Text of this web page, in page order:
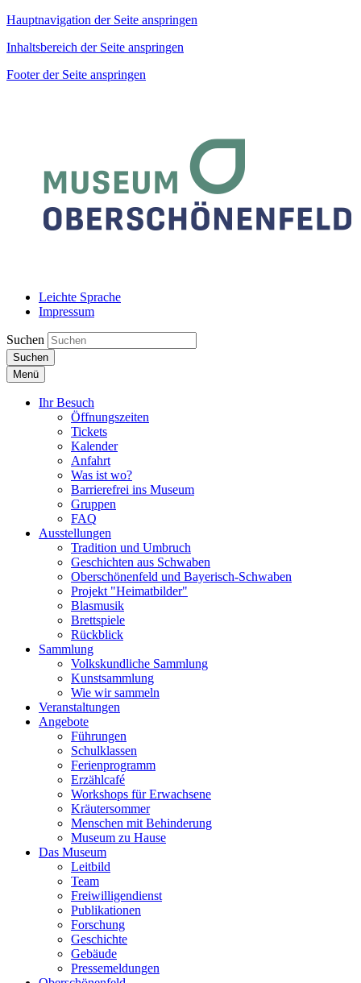
Hauptnavigation der Seite anspringen
Inhaltsbereich der Seite anspringen
Footer der Seite anspringen
Leichte Sprache
Impressum
Suchen
Suchen
Menü
Ihr Besuch
Öffnungszeiten
Tickets
Kalender
Anfahrt
Was ist wo?
Barrierefrei ins Museum
Gruppen
FAQ
Ausstellungen
Tradition und Umbruch
Geschichten aus Schwaben
Oberschönenfeld und Bayerisch-Schwaben
Projekt "Heimatbilder"
Blasmusik
Brettspiele
Rückblick
Sammlung
Volkskundliche Sammlung
Kunstsammlung
Wie wir sammeln
Veranstaltungen
Angebote
Führungen
Schulklassen
Ferienprogramm
Erzählcafé
Workshops für Erwachsene
Kräutersommer
Menschen mit Behinderung
Museum zu Hause
Das Museum
Leitbild
Team
Freiwilligendienst
Publikationen
Forschung
Geschichte
Gebäude
Pressemeldungen